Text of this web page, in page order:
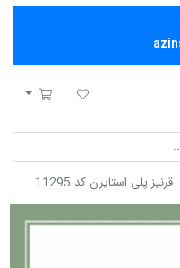
لیست مورد علاقه
سبد خرید
قرنيز پلی استایرن کد 11295